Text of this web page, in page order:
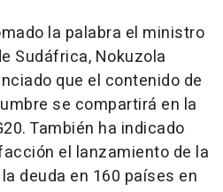
la palabra el ministro
Sudáfrica, Nokuzola
que el contenido de
se compartirá en la
También ha indicado
el lanzamiento de la
deuda en 160 países en